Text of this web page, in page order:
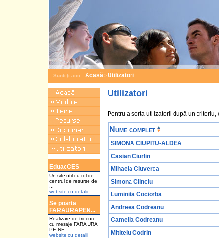
Sunteţi aici:Acasă >Utilizatori
EduacCES
Un site util cu rol de
centrul de resurse de
website cu detalii
Se poarta
FARAURAPEN...
Realizare de tricouri
cu mesaje FARA URA
PE NET.
website cu detalii
Utilizatori
Pentru a sorta utilizatorii după un
Nume complet
SIMONA CIUPITU-ALDEA
Casian Ciurlin
Mihaela Ciuverca
Simona Clinciu
Luminita Cociorba
Andreea Codreanu
Camelia Codreanu
Mititelu Codrin